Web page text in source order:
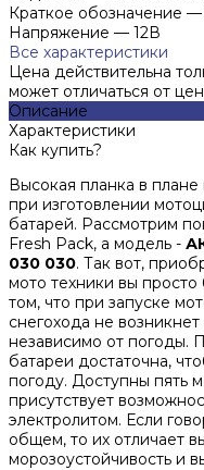
Краткое обозначение —
Напряжение — 12В
Все характеристики
Цена действительна
может отличаться от
Описание
Характеристики
Как купить?
Высокая планка в
при изготовлении
батарей. Рассмотрим
Fresh Pack, а модель -
030 030. Так вот,
мото техники вы просто
том, что при запуске
снегохода не
независимо от погоды.
батареи достаточна,
погоду. Доступны пять
присутствует
электролитом. Если
общем, то их отличает
морозоустойчивость и